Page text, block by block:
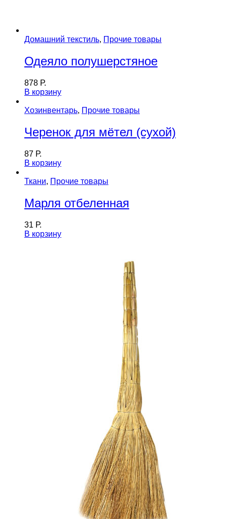
Домашний текстиль, Прочие товары
Одеяло полушерстяное
878 Р.
В корзину
Хозинвентарь, Прочие товары
Черенок для мётел (сухой)
87 Р.
В корзину
Ткани, Прочие товары
Марля отбеленная
31 Р.
В корзину